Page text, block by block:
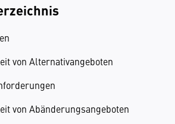
von Alternativangeboten
von Abänderungsangeboten